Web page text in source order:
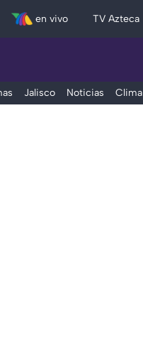
en vivo TV Azteca
Jalisco Noticias Clima